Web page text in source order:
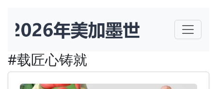
#载匠心铸就